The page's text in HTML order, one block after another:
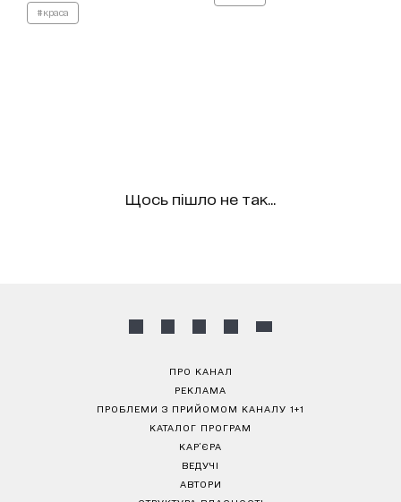
#краса
Щось пішло не так...
ПРО КАНАЛ
РЕКЛАМА
ПРОБЛЕМИ З ПРИЙОМОМ КАНАЛУ 1+1
КАТАЛОГ ПРОГРАМ
КАР’ЄРА
ВЕДУЧІ
АВТОРИ